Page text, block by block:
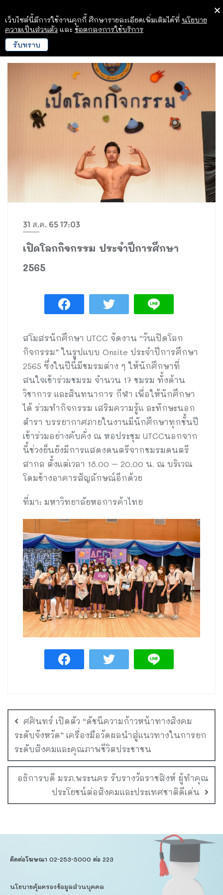
31 ส.ค. 65 17:03
เปิดโลกกิจกรรม ประจำปีการศึกษา
2565
สโมสรนักศึกษา UTCC จัดงาน “วันเปิดโลก
กิจกรรม” ในรูปแบบ Onsite ประจำปีการศึกษา
2565 ซึ่งในปีนี้มีชมรมต่าง ๆ ให้นักศึกษาที่
สนใจเข้าร่วมชมรม จำนวน 17 ชมรม ทั้งด้าน
วิชาการ และสันทนาการ กีฬา เพื่อให้นักศึกษา
ได้ ร่วมทำกิจกรรม เสริมความรู้แ ละทักษะนอก
ตำรา บรรยากาศภายในงานมีนักศึกษาทุกชั้นปี
เข้าร่วมอย่างคับคั่ง ณ หอประชุม UTCCนอกจาก
นี้ช่วงย็นยังมีการแสดงดนตรีจากชมรมดนตรี
สากล ตั้งแต่เวลา 18.00 – 20.00 น. ณ บริเวณ
โดมข้างอาคารสัญลักษณ์อีกด้วย
ที่มา: มหาวิทยาลัยหอการค้าไทย
ศศินทร์ เปิดตัว “ดัชนีความก้าวหน้าทางสังคม
ระดับจังหวัด” เครื่องมือวัดผลนำสู่แนวทางในการยก
ระดับสังคมและคุณภาพชีวิตประชาชน
อธิการบดี มรภ.พระนคร รับรางวัลราชสิงห์ ผู้ทำคุณ
ประโยชน์ต่อสังคมและประเทศชาติดีเด่น
ติดต่อโฆษณา 02-253-5000​ ต่อ 223
นโยบายคุ้มครองข้อมูลส่วนบุคคล​
เว็บไซต์นี้มีการใช้งานคุกกี้ ศึกษารายละเอียดเพิ่มเติมได้ที่ นโยบาย
ความเป็นส่วนตัว และ ข้อตกลงการใช้บริการ
รับทราบ